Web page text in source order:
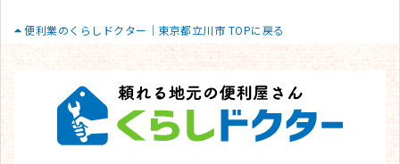
便利業のくらしドクター｜東京都立川市 TOPに戻る